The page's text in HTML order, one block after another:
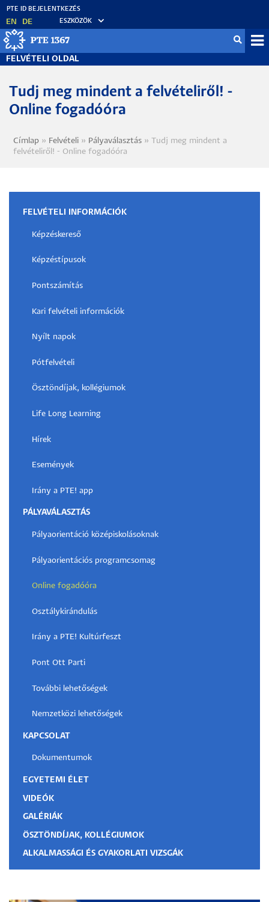
Ugrás
tartalomra
EN DE ESZKÖZÖK
FELVÉTELI OLDAL
Tudj meg mindent a felvételiről! -
Online fogadóóra
Morzsa
Címlap Felvételi Pályaválasztás
Tudj meg mindent a
felvételiről! - Online fogadóóra
FELVÉTELI INFORMÁCIÓK
Képzéskereső
Képzéstípusok
Pontszámítás
Kari felvételi információk
Nyílt napok
Pótfelvételi
Ösztöndíjak, kollégiumok
Life Long Learning
Hírek
Események
Irány a PTE! app
PÁLYAVÁLASZTÁS
Pályaorientáció középiskolásoknak
Pályaorientációs programcsomag
Online fogadóóra
Osztálykirándulás
Irány a PTE! Kultúrfeszt
Pont Ott Parti
További lehetőségek
Nemzetközi lehetőségek
KAPCSOLAT
Dokumentumok
EGYETEMI ÉLET
VIDEÓK
GALÉRIÁK
ÖSZTÖNDÍJAK, KOLLÉGIUMOK
ALKALMASSÁGI ÉS GYAKORLATI VIZSGÁK